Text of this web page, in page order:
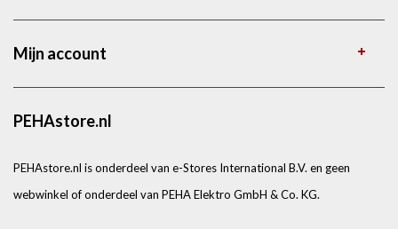
Mijn account
PEHAstore.nl
PEHAstore.nl is onderdeel van e-Stores International B.V. en geen
webwinkel of onderdeel van PEHA Elektro GmbH & Co. KG.